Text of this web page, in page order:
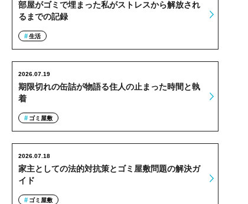
部屋がゴミで埋まった私がストレスから解放され
るまでの記録
生活
期限切れの缶詰が物語る住人の止まった時間と執
着
2026.07.19
ゴミ屋敷
家主としての法的対抗策とゴミ屋敷問題の解決ガ
イド
2026.07.18
ゴミ屋敷